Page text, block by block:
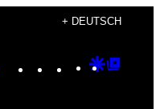
+ DEUTSCH
Instagram
TikTok
YouTube
Google